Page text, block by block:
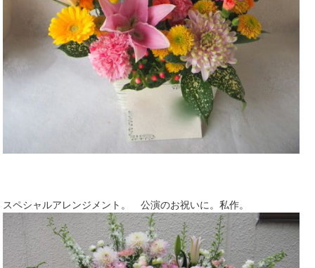
スペシャルアレンジメント。 公演のお祝いに。私作。